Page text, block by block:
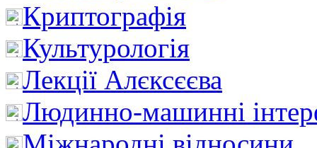
Криптографія
Культурологія
Лекції Алєксєєва
Людинно-машинні